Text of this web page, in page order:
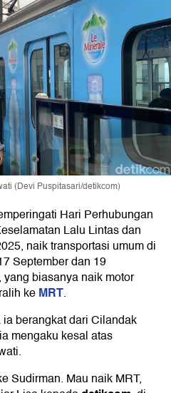
(Devi Puspitasari/detikcom)
Hari Perhubungan
Lalu Lintas dan
naik transportasi umum di
September dan 19
biasanya naik motor
keMRT.
berangkat dari Cilandak
mengaku kesal atas
Sudirman. Mau naik MRT,